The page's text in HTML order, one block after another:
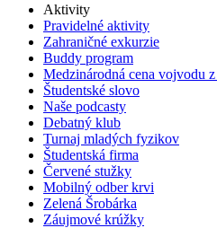
Aktivity
Pravidelné aktivity
Zahraničné exkurzie
Buddy program
Medzinárodná cena vojvodu
Študentské slovo
Naše podcasty
Debatný klub
Turnaj mladých fyzikov
Študentská firma
Červené stužky
Mobilný odber krvi
Zelená Šrobárka
Záujmové krúžky